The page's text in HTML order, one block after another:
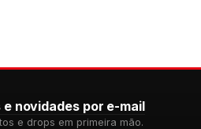
novidades por e-mail
e drops em primeira mão.